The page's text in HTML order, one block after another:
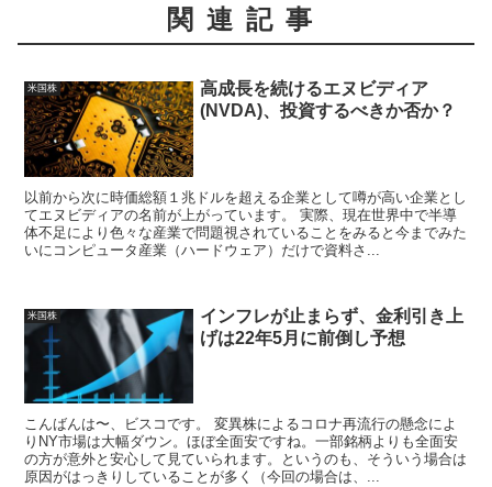
関連記事
米国株
高成長を続けるエヌビディア
(NVDA)、投資するべきか否か？
以前から次に時価総額１兆ドルを超える企業として噂が高い企業とし
てエヌビディアの名前が上がっています。 実際、現在世界中で半導
体不足により色々な産業で問題視されていることをみると今までみた
いにコンピュータ産業（ハードウェア）だけで資料さ...
米国株
インフレが止まらず、金利引き上
げは22年5月に前倒し予想
こんばんは〜、ビスコです。 変異株によるコロナ再流行の懸念によ
りNY市場は大幅ダウン。ほぼ全面安ですね。一部銘柄よりも全面安
の方が意外と安心して見ていられます。というのも、そういう場合は
原因がはっきりしていることが多く（今回の場合は、...